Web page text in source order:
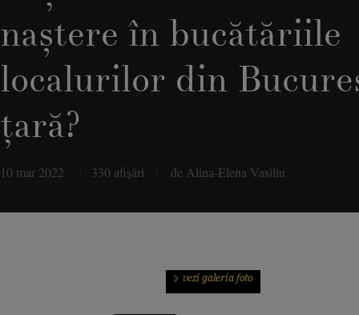
naştere în bucătăriile
localurilor din
ţară?
10 mar 2022 330 afişări de Alina-Elena Vasiliu